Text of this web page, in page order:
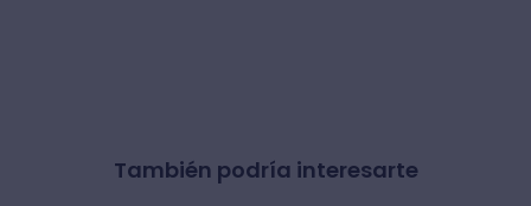
También podría interesarte